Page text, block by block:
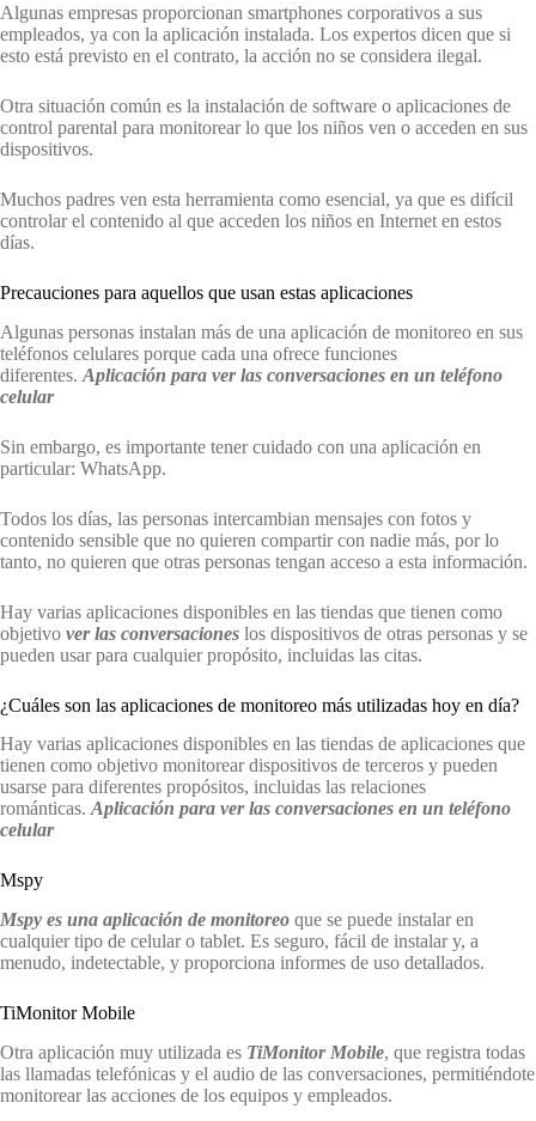
Algunas empresas proporcionan smartphones corporativos a sus
empleados, ya con la aplicación instalada. Los expertos dicen que si
esto está previsto en el contrato, la acción no se considera ilegal.
Otra situación común es la instalación de software o aplicaciones de
control parental para monitorear lo que los niños ven o acceden en sus
dispositivos.
Muchos padres ven esta herramienta como esencial, ya que es difícil
controlar el contenido al que acceden los niños en Internet en estos
días.
Precauciones para aquellos que usan estas aplicaciones
Algunas personas instalan más de una aplicación de monitoreo en sus
teléfonos celulares porque cada una ofrece funciones
diferentes. Aplicación para ver las conversaciones en un teléfono
celular
Sin embargo, es importante tener cuidado con una aplicación en
particular: WhatsApp.
Todos los días, las personas intercambian mensajes con fotos y
contenido sensible que no quieren compartir con nadie más, por lo
tanto, no quieren que otras personas tengan acceso a esta información.
Hay varias aplicaciones disponibles en las tiendas que tienen como
objetivo ver las conversaciones los dispositivos de otras personas y se
pueden usar para cualquier propósito, incluidas las citas.
¿Cuáles son las aplicaciones de monitoreo más utilizadas hoy en día?
Hay varias aplicaciones disponibles en las tiendas de aplicaciones que
tienen como objetivo monitorear dispositivos de terceros y pueden
usarse para diferentes propósitos, incluidas las relaciones
románticas. Aplicación para ver las conversaciones en un teléfono
celular
Mspy
Mspy es una aplicación de monitoreo que se puede instalar en
cualquier tipo de celular o tablet. Es seguro, fácil de instalar y, a
menudo, indetectable, y proporciona informes de uso detallados.
TiMonitor Mobile
Otra aplicación muy utilizada es TiMonitor Mobile, que registra todas
las llamadas telefónicas y el audio de las conversaciones, permitiéndote
monitorear las acciones de los equipos y empleados.